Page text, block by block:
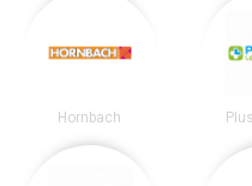
Hornbach